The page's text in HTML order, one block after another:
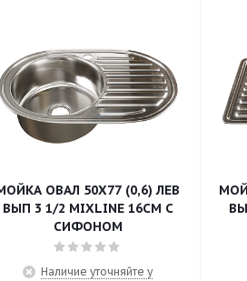
ОВАЛ 50Х77 (0,6) ЛЕВ
ВЫП 3 1/2 MIXLINE 16СМ С
СИФОНОМ
Наличие уточняйте у